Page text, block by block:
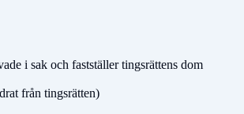
i sak och fastställer tingsrättens dom
från tingsrätten)